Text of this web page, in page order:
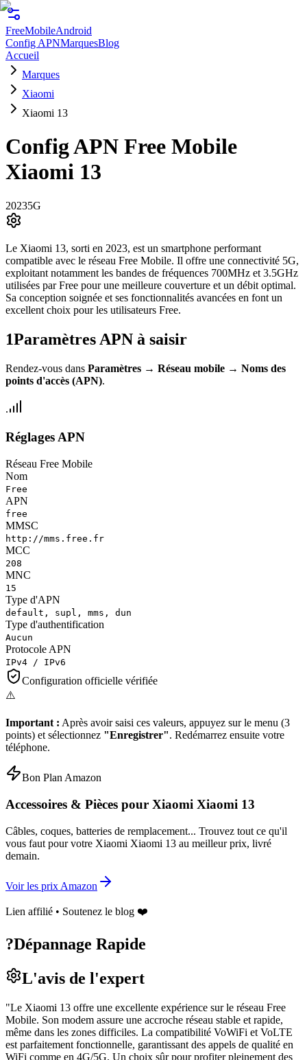
FreeMobileAndroid
Config APNMarquesBlog
Accueil
Marques
Xiaomi
Xiaomi 13
Config APN Free Mobile
Xiaomi 13
20235G
Le Xiaomi 13, sorti en 2023, est un smartphone performant
compatible avec le réseau Free Mobile. Il offre une connectivité 5G,
exploitant notamment les bandes de fréquences 700MHz et 3.5GHz
utilisées par Free pour une meilleure couverture et un débit optimal.
Sa conception soignée et ses fonctionnalités avancées en font un
excellent choix pour les utilisateurs Free.
1Paramètres APN à saisir
Rendez-vous dans Paramètres → Réseau mobile → Noms des
points d'accès (APN).
Réglages APN
Réseau Free Mobile
Nom
Free
APN
free
MMSC
http://mms.free.fr
MCC
208
MNC
15
Type d'APN
default, supl, mms, dun
Type d'authentification
Aucun
Protocole APN
IPv4 / IPv6
Configuration officielle vérifiée
⚠️
Important : Après avoir saisi ces valeurs, appuyez sur le menu (3
points) et sélectionnez "Enregistrer". Redémarrez ensuite votre
téléphone.
Bon Plan Amazon
Accessoires & Pièces pour Xiaomi Xiaomi 13
Câbles, coques, batteries de remplacement... Trouvez tout ce qu'il
vous faut pour votre Xiaomi Xiaomi 13 au meilleur prix, livré
demain.
Voir les prix Amazon
Lien affilié • Soutenez le blog ❤️
?Dépannage Rapide
L'avis de l'expert
"Le Xiaomi 13 offre une excellente expérience sur le réseau Free
Mobile. Son modem assure une accroche réseau stable et rapide,
même dans les zones difficiles. La compatibilité VoWiFi et VoLTE
est parfaitement fonctionnelle, garantissant des appels de qualité en
WiFi comme en 4G/5G. Un choix sûr pour profiter pleinement des